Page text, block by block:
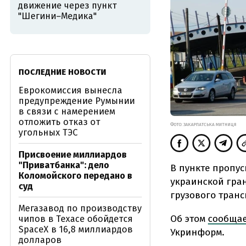
ФОТО: ЗАКАРПАТСЬКА МИТНИЦЯ
В пункте
украинской
грузового
Об этом
Укринформ.
движение через пункт
"Шегини–Медика"
ПОСЛЕДНИЕ НОВОСТИ
Еврокомиссия вынесла
предупреждение Румынии
в связи с намерением
отложить отказ от
угольных ТЭС
Присвоение миллиардов
"Приватбанка": дело
Коломойского передано в
суд
Мегазавод по производству
чипов в Техасе обойдется
SpaceX в 16,8 миллиардов
долларов